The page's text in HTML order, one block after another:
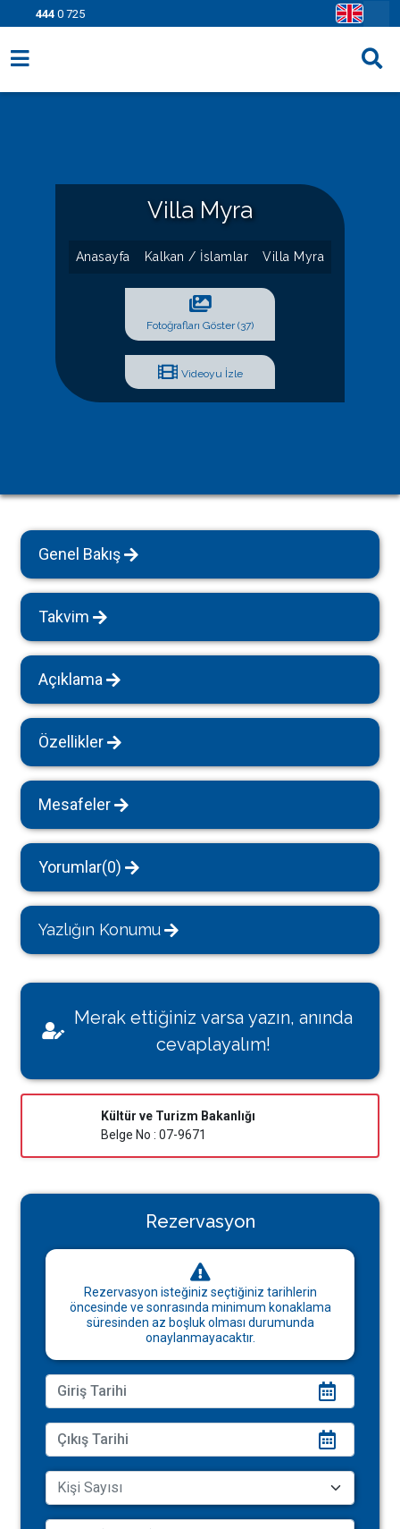
444 0 725
Fırsatlar
Villa Myra
Anasayfa Kalkan / İslamlar Villa Myra
Fotoğrafları Göster (37)
Videoyu İzle
Genel Bakış
Takvim
Açıklama
Özellikler
Mesafeler
Yorumlar(0)
Yazlığın Konumu
Merak ettiğiniz varsa yazın, anında
cevaplayalım!
Kültür ve Turizm Bakanlığı
Belge No : 07-9671
Rezervasyon
Rezervasyon isteğiniz seçtiğiniz tarihlerin
öncesinde ve sonrasında minimum konaklama
süresinden az boşluk olması durumunda
onaylanmayacaktır.